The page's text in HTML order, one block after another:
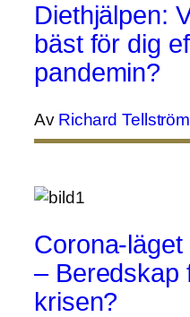
Diethjälpen:
bäst för dig
pandemin?
Av Richard Tellström
Corona-
– Beredskap
krisen?